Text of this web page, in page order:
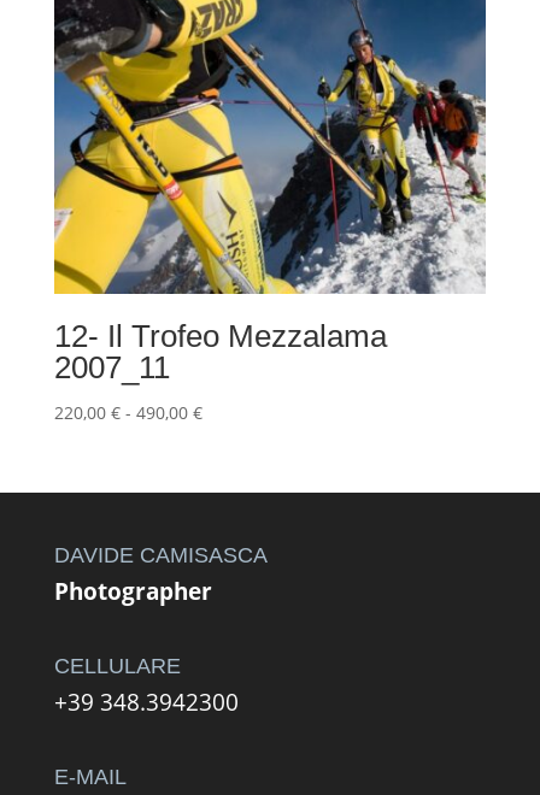
12- Il Trofeo Mezzalama
2007_11
220,00 € - 490,00 €Fascia
da
a
DAVIDE CAMISASCA
Photographer
CELLULARE
+39 348.3942300
E-MAIL